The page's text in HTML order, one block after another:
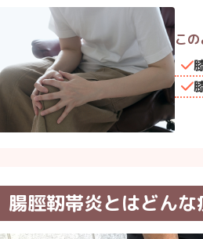
こ
腸脛靭帯炎とはどんな